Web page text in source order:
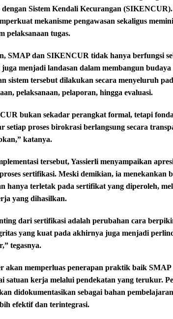
Sistem Kendali Kecurangan
mekanisme pengawasan sekaligus
pelaksanaan tugas.
SMAP dan SIKENCUR tidak hanya berfungsi
menjadi landasan dalam membangun
sistem tersebut dilakukan secara menyeluruh
pelaksanaan, pelaporan, hingga evaluasi.
bukan sekadar perangkat formal, tetapi
setiap proses birokrasi berlangsung secara
katanya.
tersebut, Yassierli menyampaikan
sertifikasi. Meski demikian, ia menekankan
hanya terletak pada sertifikat yang diperoleh,
yang dihasilkan.
dari sertifikasi adalah perubahan cara
yang kuat pada akhirnya juga menjadi
tegasnya.
akan memperluas penerapan praktik baik
satuan kerja melalui pendekatan yang terukur.
didokumentasikan sebagai bahan
efektif dan terintegrasi.